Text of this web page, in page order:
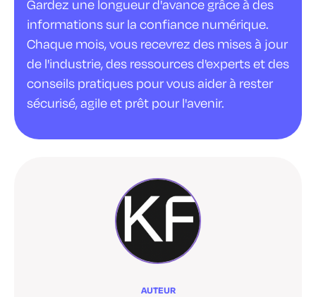
Gardez une longueur d'avance grâce à des
informations sur la confiance numérique.
Chaque mois, vous recevrez des mises à jour
de l'industrie, des ressources d'experts et des
conseils pratiques pour vous aider à rester
sécurisé, agile et prêt pour l'avenir.
AUTEUR